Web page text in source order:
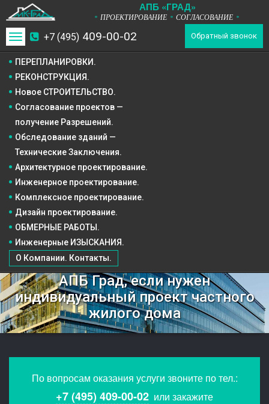
АПБ «ГРАД»
* ПРОЕКТИРОВАНИЕ * СОГЛАСОВАНИЕ *
+7 (495) 409-00-02 Обратный звонок
Toggle
navigation
ПЕРЕПЛАНИРОВКИ.
РЕКОНСТРУКЦИЯ.
Новое СТРОИТЕЛЬСТВО.
ОБМЕРНЫЕ РАБОТЫ.
Инженерные ИЗЫСКАНИЯ.
О Компании. Контакты.
Согласование проектов —
получение Разрешений.
Обследование зданий —
Технические Заключения.
Архитектурное проектирование.
Инженерное проектирование.
Комплексное проектирование.
Дизайн проектирование.
АПБ Град, если нужен
индивидуальный проект частного
жилого дома
По вопросам оказания услуги звоните по тел.:
+7 (495) 409-00-02 или закажите